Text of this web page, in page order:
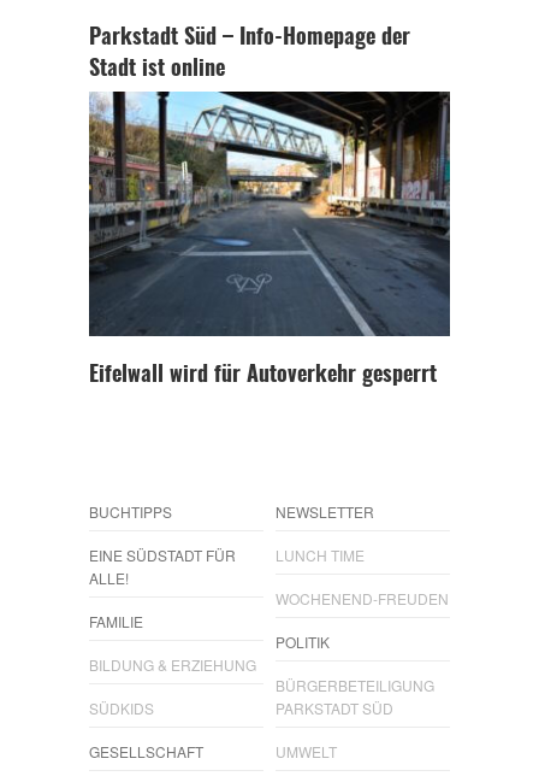
Parkstadt Süd – Info-Homepage der
Stadt ist online
Eifelwall wird für Autoverkehr gesperrt
BUCHTIPPS
EINE SÜDSTADT FÜR
ALLE!
FAMILIE
BILDUNG & ERZIEHUNG
SÜDKIDS
GESELLSCHAFT
NEWSLETTER
LUNCH TIME
WOCHENEND-FREUDEN
POLITIK
BÜRGERBETEILIGUNG
PARKSTADT SÜD
UMWELT